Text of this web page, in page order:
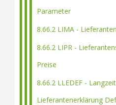
Parameter
8.66.2 LIMA -
8.66.2 LIPR -
Preise
8.66.2 LLEDEF -
Lieferantenerklärung